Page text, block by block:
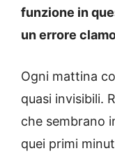
funzione in
un errore
Ogni mattina
quasi invisibili.
che sembrano
quei primi